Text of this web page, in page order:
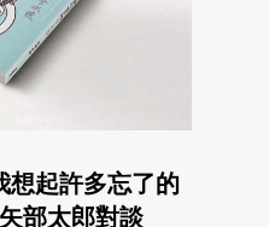
想起許多忘了的
部太郎對談